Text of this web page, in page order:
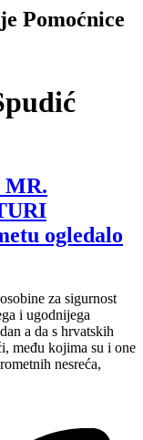
Pomoćnice
MR.
ogledalo
za sigurnost
i ugodnijega
a da s hrvatskih
među kojima su i one
nesreća,